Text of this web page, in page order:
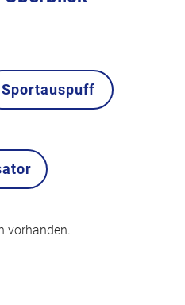
Sportauspuff
vorhanden.